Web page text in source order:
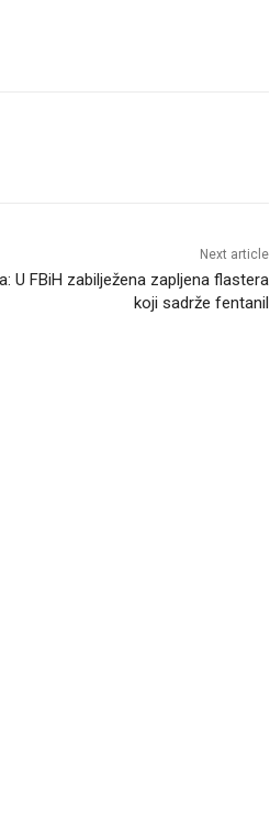
Next article
U FBiH zabilježena zapljena flastera
koji sadrže fentanil